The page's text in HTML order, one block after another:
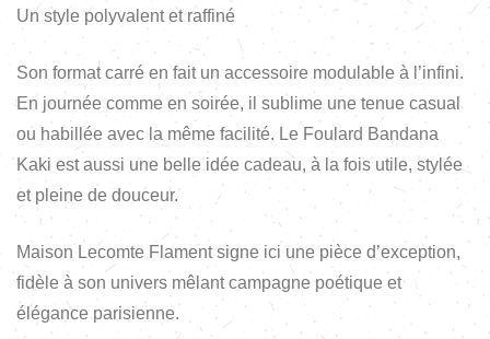
Un style polyvalent et raffiné
Son format carré en fait un accessoire modulable à l’infini.
En journée comme en soirée, il sublime une tenue casual
ou habillée avec la même facilité. Le Foulard Bandana
Kaki est aussi une belle idée cadeau, à la fois utile, stylée
et pleine de douceur.
Maison Lecomte Flament signe ici une pièce d’exception,
fidèle à son univers mêlant campagne poétique et
élégance parisienne.